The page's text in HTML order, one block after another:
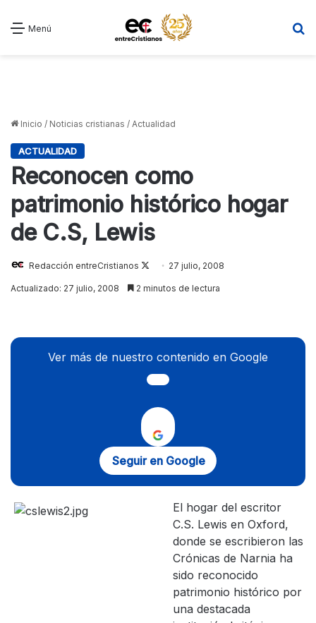
Menú
Inicio / Noticias cristianas / Actualidad
ACTUALIDAD
Reconocen como
patrimonio histórico hogar
de C.S, Lewis
Redacción entreCristianos
Follow
on
27 julio, 2008
Actualizado: 27 julio, 2008 2 minutos de lectura
Ver más de nuestro contenido en Google
Seguir en Google
El hogar del escritor
C.S. Lewis en Oxford,
donde se escribieron las
Crónicas de Narnia ha
sido reconocido
patrimonio histórico por
una destacada